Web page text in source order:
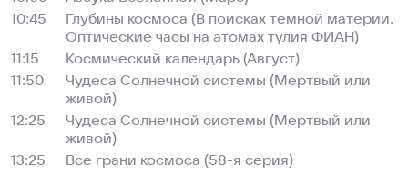
10:45
Глубины космоса (В поисках темной материи.
Оптические часы на атомах тулия ФИАН)
11:15
Космический календарь (Август)
11:50
Чудеса Солнечной системы (Мертвый или
живой)
12:25
Чудеса Солнечной системы (Мертвый или
живой)
13:25
Все грани космоса (58-я серия)